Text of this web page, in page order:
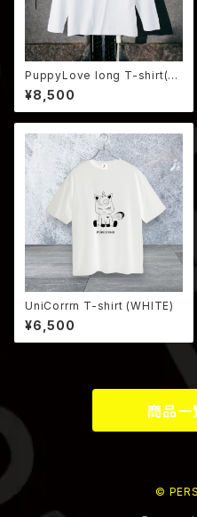
PuppyLove long T-shirt(W
HITE)
¥8,500
UniCorrrn T-shirt (WHITE)
¥6,500
商品一
©